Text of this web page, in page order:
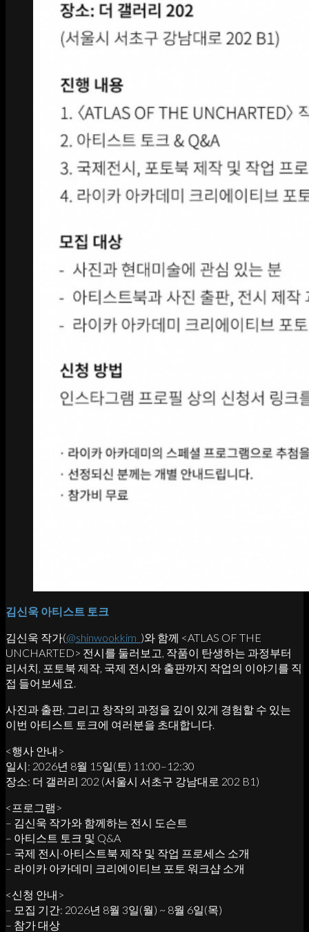
김신욱 아티스트 토크
김신욱 작가(@shinwookkim_ )와 함께 <ATLAS OF THE
UNCHARTED> 전시를 둘러보고, 작품이 탄생하는 과정부터
리서치, 포토북 제작, 국제 전시와 출판까지 작업의 이야기를 직
접 들어보세요.
사진과 출판, 그리고 창작의 과정을 깊이 있게 경험할 수 있는
이번 아티스트 토크에 여러분을 초대합니다.
<행사 안내>
일시: 2026년 8월 15일(토) 11:00–12:30
장소: 더 갤러리 202 (서울시 서초구 강남대로 202 B1)
<프로그램>
– 김신욱 작가와 함께하는 전시 도슨트
– 아티스트 토크 및 Q&A
– 국제 전시·아티스트북 제작 및 작업 프로세스 소개
– 라이카 아카데미 크리에이티브 포토 워크샵 소개
<신청 안내>
– 모집 기간: 2026년 8월 3일(월) ~ 8월 6일(목)
– 참가 대상